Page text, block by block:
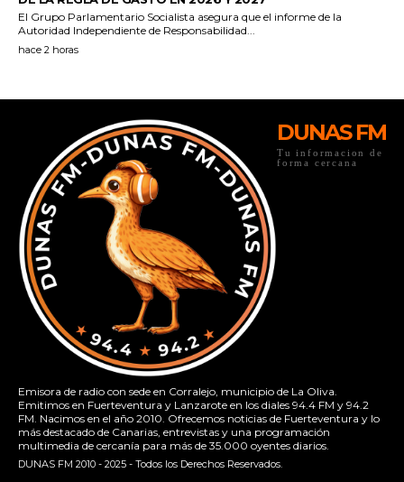
DUNAS FM
Tu informacion de
forma cercana
Emisora de radio con sede en Corralejo, municipio de La Oliva.
Emitimos en Fuerteventura y Lanzarote en los diales 94.4 FM y 94.2
FM. Nacimos en el año 2010. Ofrecemos noticias de Fuerteventura y lo
más destacado de Canarias, entrevistas y una programación
multimedia de cercanía para más de 35.000 oyentes diarios.
DUNAS FM 2010 - 2025 - Todos los Derechos Reservados.